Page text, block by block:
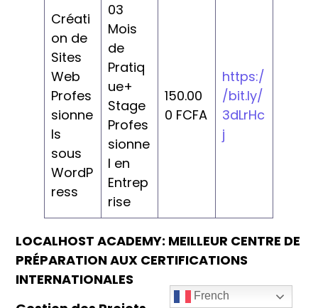
Créati
on de
Sites
Web
Profes
sionne
ls
sous
WordP
ress
03
Mois
de
Pratiq
ue+
Stage
Profes
sionne
l en
Entrep
rise
150.00
0 FCFA
https:/
/bit.ly/
3dLrHc
j
LOCALHOST ACADEMY: MEILLEUR CENTRE DE
PRÉPARATION AUX CERTIFICATIONS
INTERNATIONALES
French